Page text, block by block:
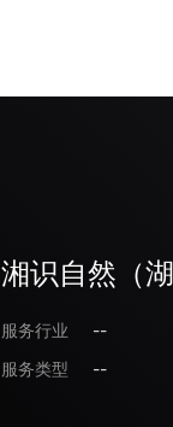
湘识自然（
服务行业
--
服务类型
--